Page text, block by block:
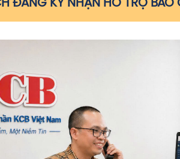
ĐĂNG KÝ NHẬN HỖ TRỢ BÁO